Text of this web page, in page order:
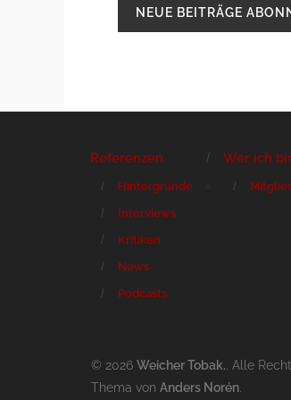
Referenzen
Hintergründe
Interviews
Kritiken
News
Podcasts
Wer ich
© 2026 Weicher Tobak. . Alle
Thema von Anders Norén